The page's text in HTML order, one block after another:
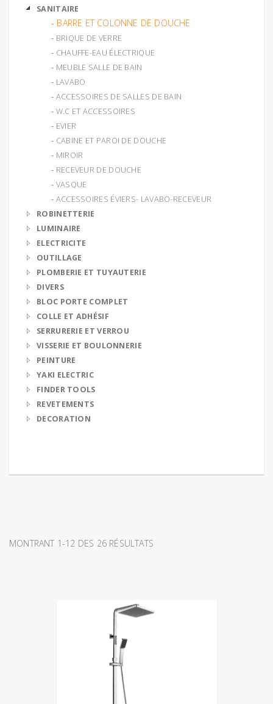
SANITAIRE
‐ BARRE ET COLONNE DE DOUCHE
‐ BRIQUE DE VERRE
‐ CHAUFFE-EAU ÉLECTRIQUE
‐ MEUBLE SALLE DE BAIN
‐ LAVABO
‐ ACCESSOIRES DE SALLES DE BAIN
‐ W.C ET ACCESSOIRES
‐ EVIER
‐ CABINE ET PAROI DE DOUCHE
‐ MIROIR
‐ RECEVEUR DE DOUCHE
‐ VASQUE
‐ ACCESSOIRES ÉVIERS- LAVABO-RECEVEUR
ROBINETTERIE
LUMINAIRE
ELECTRICITE
OUTILLAGE
PLOMBERIE ET TUYAUTERIE
DIVERS
BLOC PORTE COMPLET
COLLE ET ADHÉSIF
SERRURERIE ET VERROU
VISSERIE ET BOULONNERIE
PEINTURE
YAKI ELECTRIC
FINDER TOOLS
REVETEMENTS
DECORATION
MONTRANT 1-12 DES 26 RÉSULTATS